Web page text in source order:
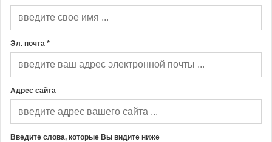
Эл. почта *
Адрес сайта
Введите слова, которые Вы видите ниже